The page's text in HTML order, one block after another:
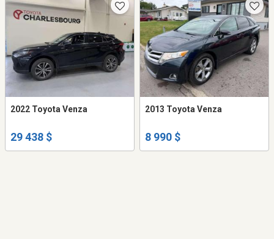
2022 Toyota Venza
29 438 $
2013 Toyota Venza
8 990 $